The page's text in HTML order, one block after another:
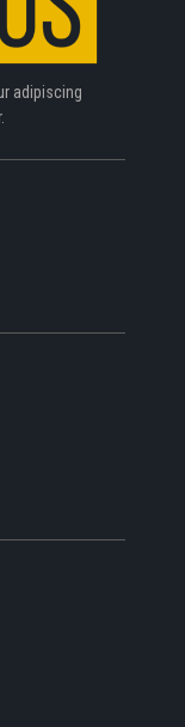
adipiscing